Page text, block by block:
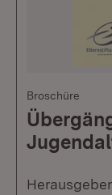
Broschüre